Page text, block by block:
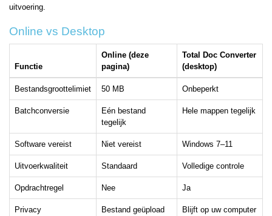
uitvoering.
Online vs Desktop
Functie
Online (deze
pagina)
Total Doc Converter
(desktop)
Bestandsgroottelimiet 50 MB Onbeperkt
Batchconversie
Eén bestand
tegelijk
Hele mappen tegelijk
Software vereist Niet vereist Windows 7–11
Uitvoerkwaliteit Standaard Volledige controle
Opdrachtregel Nee Ja
Privacy
Bestand geüpload
Blijft op uw computer